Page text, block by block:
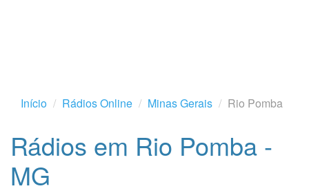
Início Rádios Online Minas Gerais Rio Pomba
Rádios em Rio Pomba -
MG